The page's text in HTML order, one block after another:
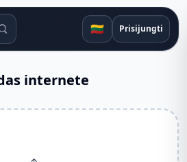
įrankiai 🇱🇹 Prisijungti
internete